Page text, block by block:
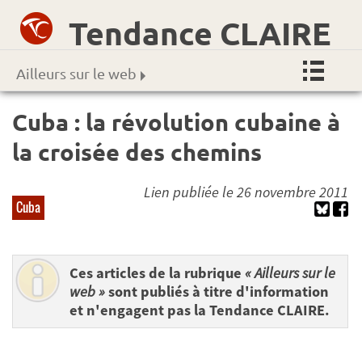
Tendance CLAIRE
Ailleurs sur le web
Cuba : la révolution cubaine à
la croisée des chemins
Cuba
Lien publiée le 26 novembre 2011
Ces articles de la rubrique « Ailleurs sur le
web »sont publiés à titre d'information
et n'engagent pas la Tendance CLAIRE.